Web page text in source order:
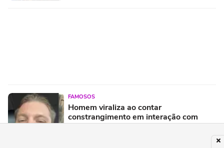
FAMOSOS
Homem viraliza ao contar
constrangimento em interação com
entregador: 'Que humilhação'